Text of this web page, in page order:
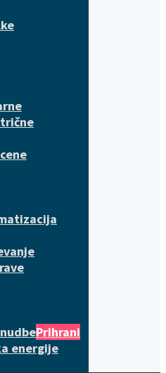
Prihrani
energije